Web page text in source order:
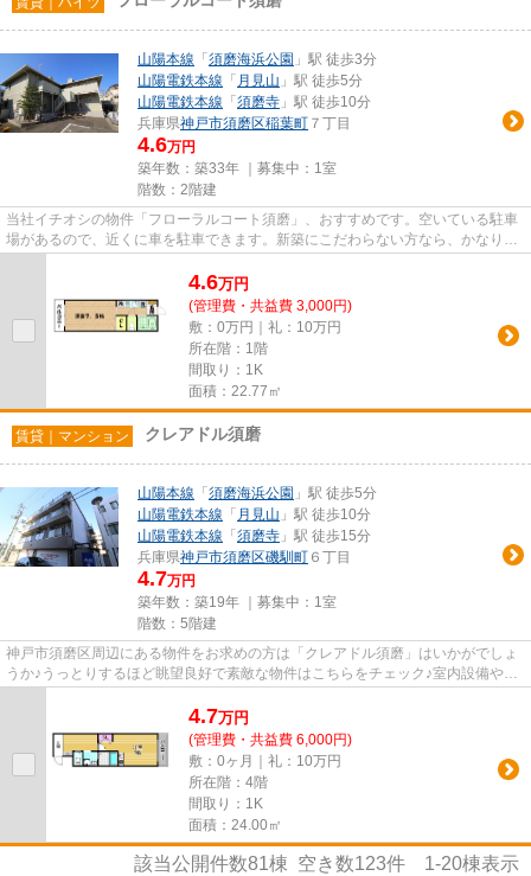
山陽本線 「 須磨海浜公園 」駅 徒歩3分
山陽電鉄本線 「 月見山 」駅 徒歩5分
山陽電鉄本線 「 須磨寺 」駅 徒歩10分
兵庫県神戸市須磨区稲葉町 ７丁目
4.6万円
築年数：築33年 ｜募集中： 1室
階数：2階建
当社イチオシの物件「フローラルコート須磨」、おすすめです。空いている駐車
場があるので、近くに車を駐車できます。新築にこだわらない方なら、かなりお
4.6万円
(管理費・共益費 3,000円)
敷：0万円｜礼：10万円
所在階：1階
間取り：1K
面積：22.77㎡
賃貸｜マンション クレアドル須磨
山陽本線 「 須磨海浜公園 」駅 徒歩5分
山陽電鉄本線 「 月見山 」駅 徒歩10分
山陽電鉄本線 「 須磨寺 」駅 徒歩15分
兵庫県神戸市須磨区磯馴町 ６丁目
4.7万円
築年数：築19年 ｜募集中： 1室
階数：5階建
神戸市須磨区周辺にある物件をお求めの方は「クレアドル須磨」はいかがでしょ
うか♪うっとりするほど眺望良好で素敵な物件はこちらをチェック♪室内設備や機
4.7万円
(管理費・共益費 6,000円)
敷：0ヶ月｜礼：10万円
所在階：4階
間取り：1K
面積：24.00㎡
該当公開件数81棟 空き数123件 1-20棟表示